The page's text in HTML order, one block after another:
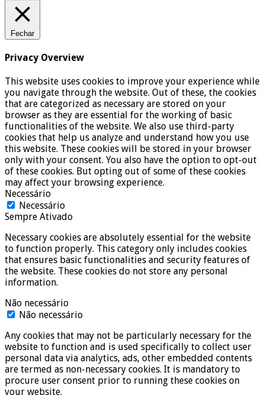
Fechar
Privacy Overview
This website uses cookies to improve your experience while
you navigate through the website. Out of these, the cookies
that are categorized as necessary are stored on your
browser as they are essential for the working of basic
functionalities of the website. We also use third-party
cookies that help us analyze and understand how you use
this website. These cookies will be stored in your browser
only with your consent. You also have the option to opt-out
of these cookies. But opting out of some of these cookies
may affect your browsing experience.
Necessário
Necessário
Sempre Ativado
Necessary cookies are absolutely essential for the website
to function properly. This category only includes cookies
that ensures basic functionalities and security features of
the website. These cookies do not store any personal
information.
Não necessário
Não necessário
Any cookies that may not be particularly necessary for the
website to function and is used specifically to collect user
personal data via analytics, ads, other embedded contents
are termed as non-necessary cookies. It is mandatory to
procure user consent prior to running these cookies on
your website.